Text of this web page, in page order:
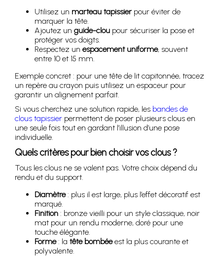
Utilisez un marteau tapissierpour éviter de
marquer la tête.
Ajoutez un guide-clou pour sécuriser la pose et
protéger vos doigts.
Respectez un espacement uniforme, souvent
entre 10 et 15 mm.
Exemple concret : pour une tête de lit capitonnée, tracez
un repère au crayon puis utilisez un espaceur pour
garantir un alignement parfait.
Si vous cherchez une solution rapide, les bandes de
clous tapissier permettent de poser plusieurs clous en
une seule fois tout en gardant l’illusion d’une pose
individuelle.
Quels critères pour bien choisir vos clous ?
Tous les clous ne se valent pas. Votre choix dépend du
rendu et du support.
Diamètre: plus il est large, plus l’effet décoratif est
marqué.
Finition : bronze vieilli pour un style classique, noir
mat pour un rendu moderne, doré pour une
touche élégante.
Forme: la tête bombéeest la plus courante et
polyvalente.